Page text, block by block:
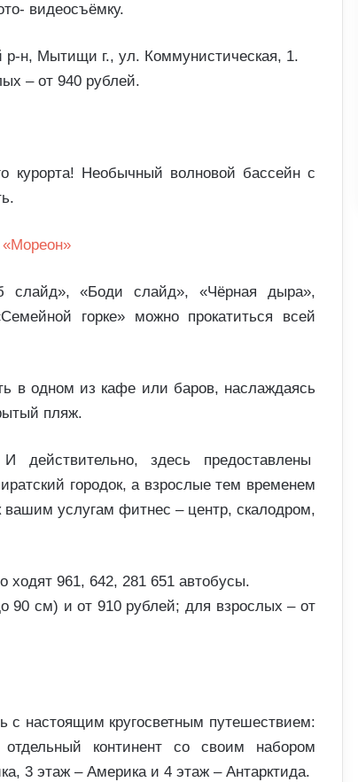
видеосъёмку.
н, Мытищи г., ул. Коммунистическая, 1.
– от 940 рублей.
курорта! Необычный волновой бассейн с
слайд», «Боди слайд», «Чёрная дыра»,
горке» можно прокатиться всей
в одном из кафе или баров, наслаждаясь
пляж.
действительно, здесь предоставлены
городок, а взрослые тем временем
вашим услугам фитнес – центр, скалодром,
ходят 961, 642, 281 651 автобусы.
см) и от 910 рублей; для взрослых – от
с настоящим кругосветным путешествием:
континент со своим набором
3 этаж – Америка и 4 этаж – Антарктида.